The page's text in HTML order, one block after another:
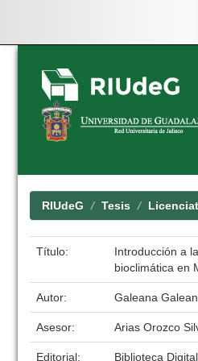
Skip
navigation
RIUdeG Tesis
Título:
Introducción a
bioclimática en
Autor: Galeana
Asesor: Arias Orozco
Editorial:
Biblioteca